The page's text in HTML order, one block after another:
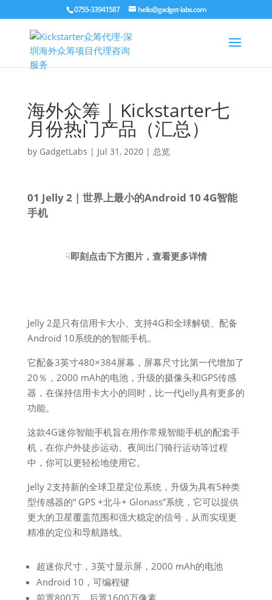
0755-33941587 hello@gadget-labs.com
海外众筹 | Kickstarter七
月份热门产品（汇总）
by GadgetLabs | Jul 31, 2020| 总览
01 Jelly 2 | 世界上最小的Android 10 4G智能
手机
☟即刻点击下方图片，查看更多详情
Jelly 2是只有信用卡大小、支持4G和全球解锁、配备
Android 10系统的的智能手机。
它配备3英寸480×384屏幕，屏幕尺寸比第一代增加了
20％，2000 mAh的电池，升级的摄像头和GPS传感
器，在保持信用卡大小的同时，比一代Jelly具有更多的
功能。
这款4G迷你智能手机旨在用作常规智能手机的配套手
机，在你户外徒步运动、夜间出门骑行运动等过程
中，你可以更轻松地使用它。
Jelly 2支持新的全球卫星定位系统，升级为具有5种类
型传感器的“ GPS +北斗+ Glonass”系统，它可以提供
更大的卫星覆盖范围和强大稳定的信号，从而实现更
精准的定位和导航路线。
超迷你尺寸，3英寸显示屏，2000 mAh的电池
Android 10，可编程键
前置800万，后置1600万像素